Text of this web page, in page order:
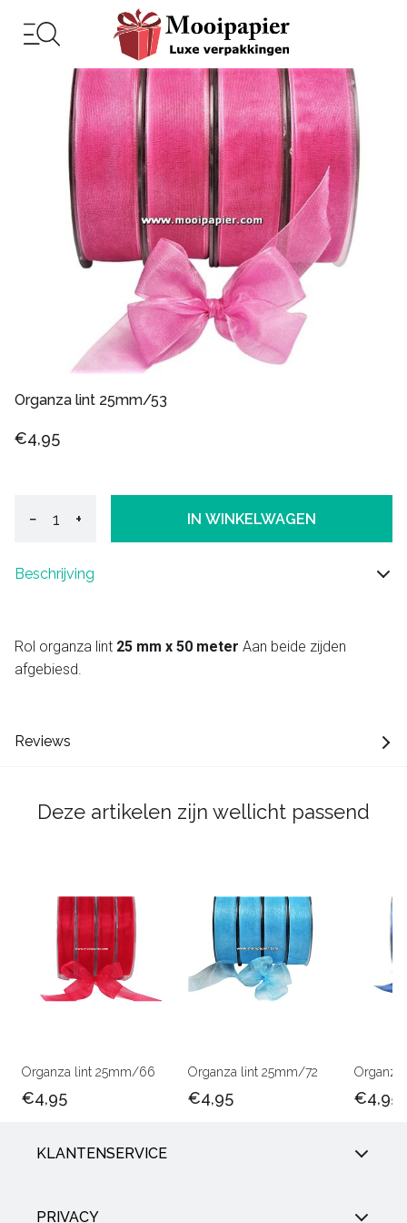
Organza lint 25mm/53
€4,95
− + IN WINKELWAGEN
Beschrijving
Rol organza lint 25 mm x 50 meter Aan beide zijden
afgebiesd.
Reviews
Deze artikelen zijn wellicht passend
Organza lint 25mm/66
€4,95
Organza lint 25mm/72
€4,95 €4,95
KLANTENSERVICE
PRIVACY